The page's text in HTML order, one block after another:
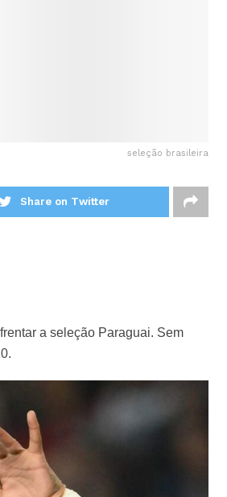
seleção brasileira
Share on Twitter
a seleção Paraguai. Sem